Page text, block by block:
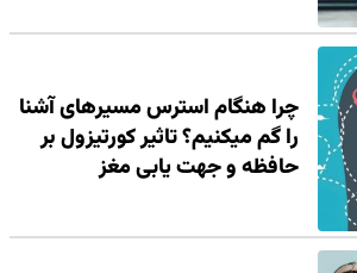
چرا هنگام استرس مسیرهای آشنا
را گم میکنیم؟ تاثیر کورتیزول بر
حافظه و جهت یابی مغز